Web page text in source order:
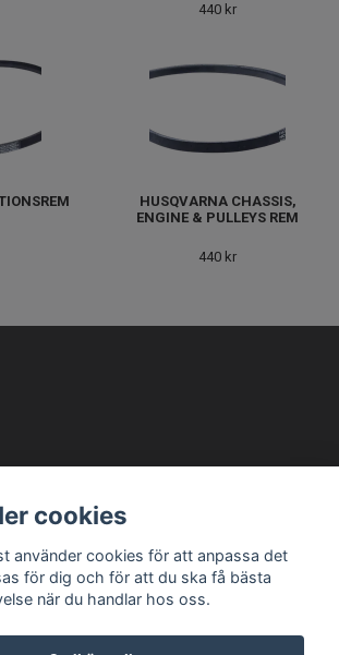
440 kr
HUSQVARNA CHASSIS,
ENGINE & PULLEYS REM
440 kr
Öppettider: Måndag -Torsdag 8-18 Fredag 8-
cookies
använder cookies för att anpassa det
för dig och för att du ska få bästa
när du handlar hos oss.